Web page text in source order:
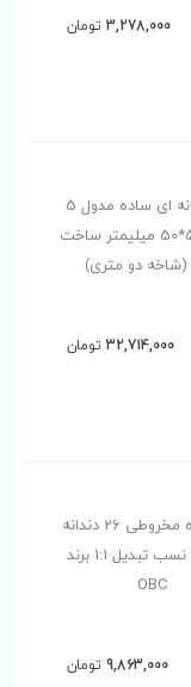
3,278,000 تومان
دنده شانه ای ساده مدول 5
مقطع 50*50 میلیمتر ساخت
32,714,000 تومان
چرخ دنده مخروطی 26 دندانه
مدول 3 نسب تبدیل 1:1 برند
OBC
9,863,000 تومان